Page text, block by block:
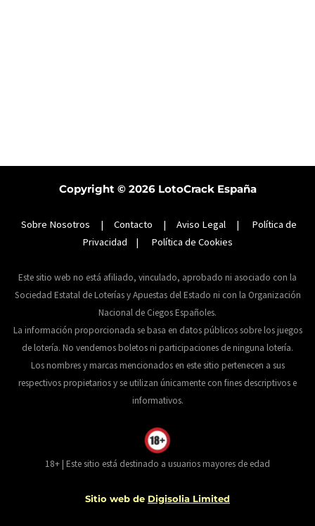
Copyright © 2026 LotoCrack España
Sobre Nosotros | Contacto | Aviso Legal| Política de
Privacidad | Política de Cookies
Este sitio web no está afiliado, vinculado, aprobado ni asociado con la
Sociedad Estatal de Loterías y Apuestas del Estado ni con la Organización
Nacional de Ciegos Españoles.
La información proporcionada se basa en datos públicos sobre los juegos
de lotería. No vendemos boletos ni participaciones de ninguna lotería.
Los nombres y marcas mencionados en este sitio pertenecen a sus
respectivos propietarios y se utilizan únicamente con fines descriptivos e
informativos.
18+ | Este sitio está destinado a usuarios mayores de edad
Sitio web de Digisolia Limited